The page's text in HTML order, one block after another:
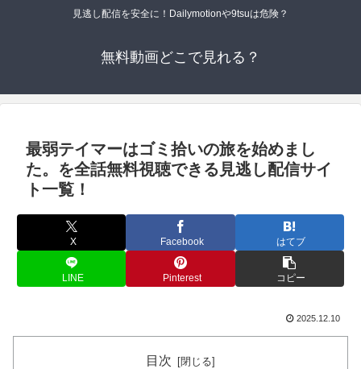
見逃し配信を安全に！Dailymotionや9tsuは危険？
無料動画どこで見れる？
最弱テイマーはゴミ拾いの旅を始めまし
た。を全話無料視聴できる見逃し配信サイ
ト一覧！
X Facebook はてブ
LINE Pinterest コピー
2025.12.10
目次